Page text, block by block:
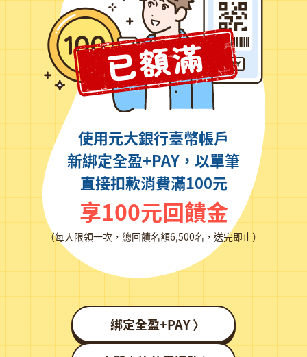
使用元大銀行臺幣帳戶
新綁定全盈+PAY， 以單筆
直接扣款消費滿100元
享100元回饋金
（每人限領一次，總回饋名額6,500名，送完即止）
綁定全盈+PAY 〉